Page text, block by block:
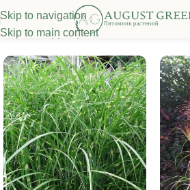
Skip to navigation
Skip to main content
Главная/Декоративные злаки